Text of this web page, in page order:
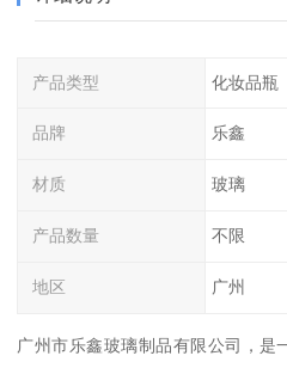
产品类型 化妆品瓶
品牌 乐鑫
材质 玻璃
产品数量 不限
地区 广州
广州市乐鑫玻璃制品有限公司，是